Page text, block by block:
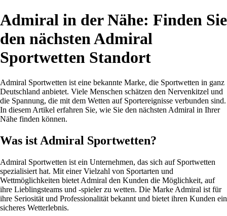
Admiral in der Nähe: Finden Sie
den nächsten Admiral
Sportwetten Standort
Admiral Sportwetten ist eine bekannte Marke, die Sportwetten in ganz
Deutschland anbietet. Viele Menschen schätzen den Nervenkitzel und
die Spannung, die mit dem Wetten auf Sportereignisse verbunden sind.
In diesem Artikel erfahren Sie, wie Sie den nächsten Admiral in Ihrer
Nähe finden können.
Was ist Admiral Sportwetten?
Admiral Sportwetten ist ein Unternehmen, das sich auf Sportwetten
spezialisiert hat. Mit einer Vielzahl von Sportarten und
Wettmöglichkeiten bietet Admiral den Kunden die Möglichkeit, auf
ihre Lieblingsteams und -spieler zu wetten. Die Marke Admiral ist für
ihre Seriosität und Professionalität bekannt und bietet ihren Kunden ein
sicheres Wetterlebnis.